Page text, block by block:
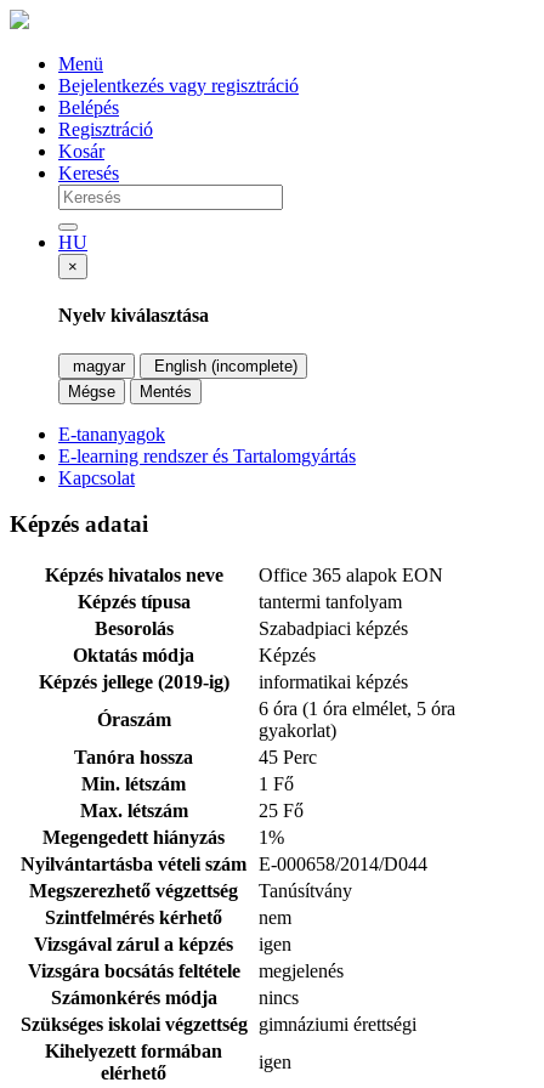
Menü
Bejelentkezés vagy regisztráció
Belépés
Regisztráció
Kosár
Keresés
HU
×
Nyelv kiválasztása
magyar
English (incomplete)
Mégse
Mentés
E-tananyagok
E-learning rendszer és Tartalomgyártás
Kapcsolat
Képzés adatai
Képzés hivatalos neve
Office 365 alapok EON
Képzés típusa
tantermi tanfolyam
Besorolás
Szabadpiaci képzés
Oktatás módja
Képzés
Képzés jellege (2019-ig)
informatikai képzés
Óraszám
6 óra (1 óra elmélet, 5 óra
gyakorlat)
Tanóra hossza
45 Perc
Min. létszám
1 Fő
Max. létszám
25 Fő
Megengedett hiányzás
1%
Nyilvántartásba vételi szám E-000658/2014/D044
Megszerezhető végzettség
Tanúsítvány
Szintfelmérés kérhető
nem
Vizsgával zárul a képzés
igen
Vizsgára bocsátás feltétele
megjelenés
Számonkérés módja
nincs
Szükséges iskolai végzettség
gimnáziumi érettségi
Kihelyezett formában
elérhető
igen